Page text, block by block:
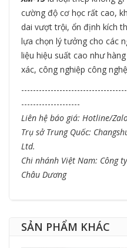
cường độ cơ học rất cao,
dai vượt trội, ổn định kích
lựa chọn lý tưởng cho các
liệu hiệu suất cao như
xác, công nghiệp công
--------------------
Liên hệ báo giá: Hotline/
Trụ sở Trung Quốc:
Ltd.
Chi nhánh Việt Nam: Công
Châu Dương
SẢN PHẨM KHÁC